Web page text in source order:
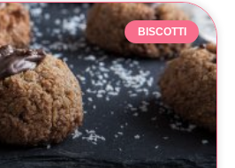
BISCOTTI